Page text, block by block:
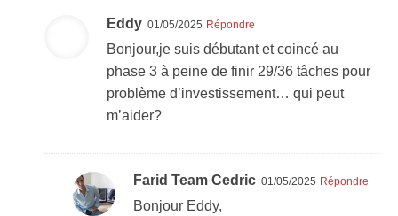
Eddy 01/05/2025 Répondre
Bonjour,je suis débutant et coincé au
phase 3 à peine de finir 29/36 tâches pour
problème d’investissement… qui peut
m’aider?
Farid Team Cedric 01/05/2025 Répondre
Bonjour Eddy,